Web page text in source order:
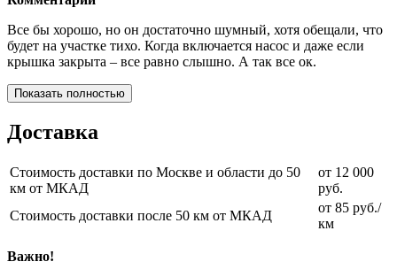
Все бы хорошо, но он достаточно шумный, хотя обещали, что
будет на участке тихо. Когда включается насос и даже если
крышка закрыта – все равно слышно. А так все ок.
Показать полностью
Доставка
Стоимость доставки по Москве и области до 50
км от МКАД
от 12 000
руб.
Стоимость доставки после 50 км от МКАД
от 85 руб./
км
Важно!